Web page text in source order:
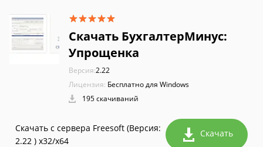
Скачать БухгалтерМинус:
Упрощенка
Версия:2.22
Лицензия: Бесплатно для Windows
195 скачиваний
Скачать с сервера Freesoft (Версия:
2.22 ) x32/x64
Скачать